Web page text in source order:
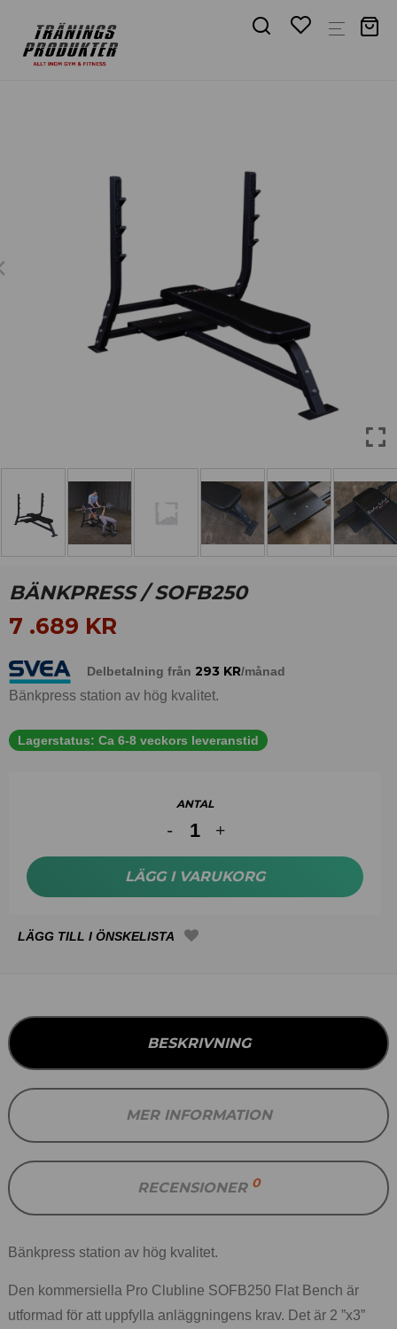
BÄNKPRESS / SOFB250
7 .689 KR
Delbetalning från 293 KR/månad
Bänkpress station av hög kvalitet.
Lagerstatus: Ca 6-8 veckors leveranstid
ANTAL
LÄGG I VARUKORG
BESKRIVNING
MER INFORMATION
RECENSIONER 0
Bänkpress station av hög kvalitet.
Den kommersiella Pro Clubline SOFB250 Flat Bench är
utformad för att uppfylla anläggningens krav. Det är 2 ”x3”